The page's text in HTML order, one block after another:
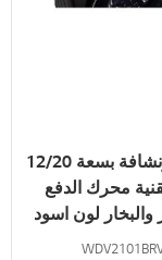
غسالة ونشافة بسعة 12/20
محرك الدفع
والبخار لون اسود